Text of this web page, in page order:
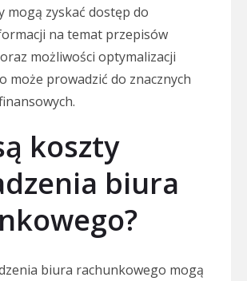
mogą zyskać dostęp do
na temat przepisów
możliwości optymalizacji
może prowadzić do znacznych
koszty
biura
biura rachunkowego mogą